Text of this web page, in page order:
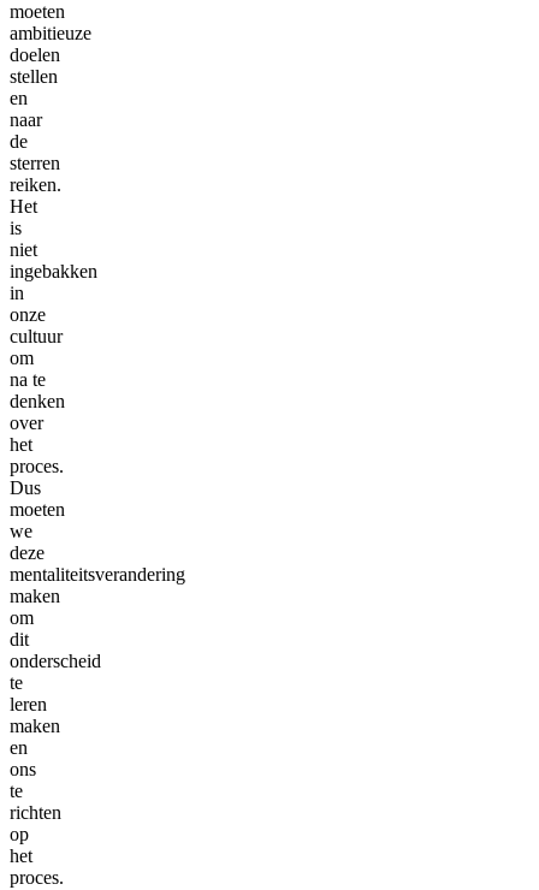
moeten
ambitieuze
doelen
stellen
en
naar
de
sterren
reiken.
Het
is
niet
ingebakken
in
onze
cultuur
om
na te
denken
over
het
proces.
Dus
moeten
we
deze
mentaliteitsverandering
maken
om
dit
onderscheid
te
leren
maken
en
ons
te
richten
op
het
proces.